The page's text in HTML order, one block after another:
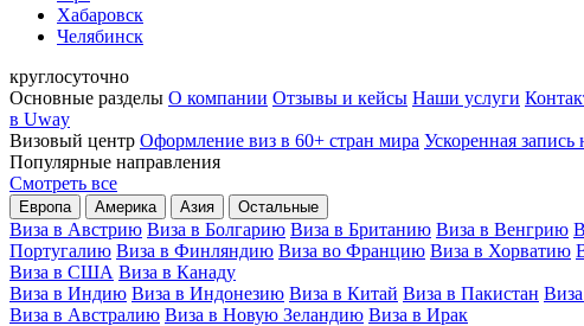
Хабаровск
Челябинск
круглосуточно
Основные разделы О компании Отзывы и кейсы Наши услуги
в Uway
Визовый центр Оформление виз в 60+ стран мира Ускоренная запись
Популярные направления
Смотреть все
Европа Америка Азия Остальные
Виза в Австрию Виза в Болгарию Виза в Британию Виза в Венгрию
Португалию Виза в Финляндию Виза во Францию Виза в Хорватию
Виза в США Виза в Канаду
Виза в Индию Виза в Индонезию Виза в Китай Виза в Пакистан
Виза в Австралию Виза в Новую Зеландию Виза в Ирак